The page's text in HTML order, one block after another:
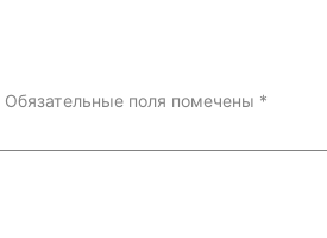
Обязательные поля помечены *